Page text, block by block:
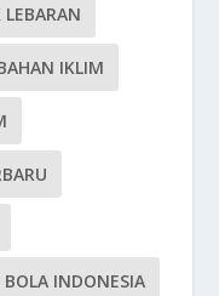
IKLIM
BOLA INDONESIA